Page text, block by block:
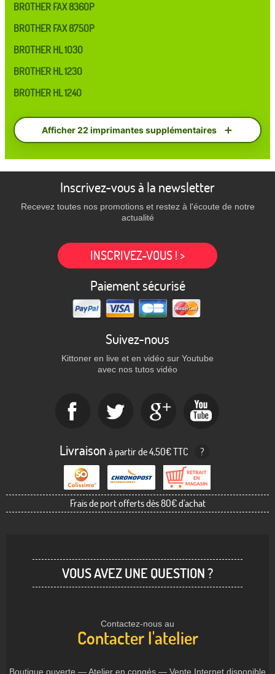
BROTHER FAX 8360P
BROTHER FAX 8750P
BROTHER HL 1030
BROTHER HL 1230
BROTHER HL 1240
Afficher 22 imprimantes supplémentaires
Inscrivez-vous à la newsletter
Recevez toutes nos promotions et restez à l'écoute de notre
actualité
INSCRIVEZ-VOUS ! >
Paiement sécurisé
Suivez-nous
Kittoner en live et en vidéo sur Youtube
avec nos tutos vidéo
Livraison à partir de 4,50€ TTC ?
Frais de port offerts dès 80€ d'achat
VOUS AVEZ UNE QUESTION ?
Contactez-nous au
Contacter l'atelier
Boutique ouverte — Atelier en congés — Vente Internet disponible